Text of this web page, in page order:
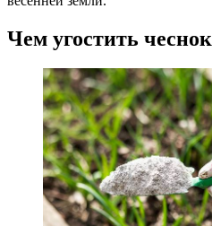
Чем угостить чеснок